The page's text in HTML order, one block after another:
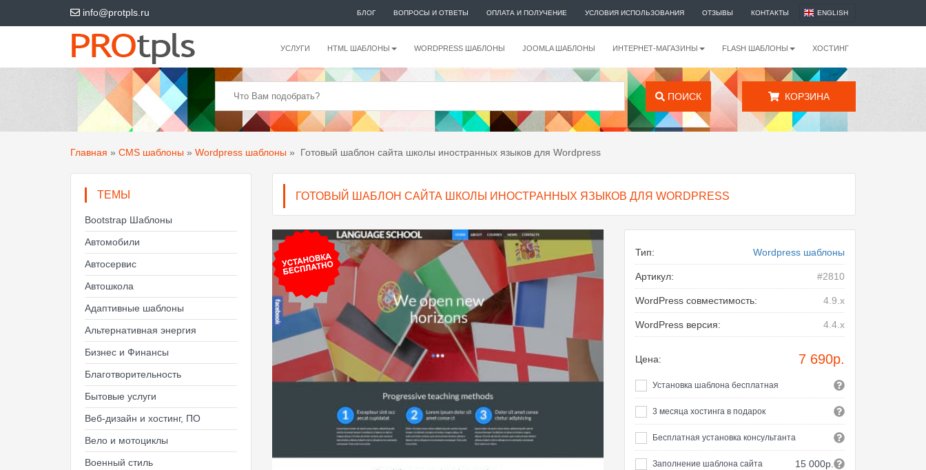
info@protpls.ru БЛОГ ВОПРОСЫ И ОТВЕТЫ ОПЛАТА И ПОЛУЧЕНИЕ УСЛОВИЯ ИСПОЛЬЗОВАНИЯ ОТЗЫВЫ КОНТАКТЫ ENGLISH
УСЛУГИ HTML ШАБЛОНЫ WORDPRESS ШАБЛОНЫ JOOMLA ШАБЛОНЫ ИНТЕРНЕТ-МАГАЗИНЫ FLASH ШАБЛОНЫ ХОСТИНГ
ПОИСК КОРЗИНА
Главная » CMS шаблоны » Wordpress шаблоны » Готовый шаблон сайта школы иностранных языков для Wordpress
ТЕМЫ
Bootstrap Шаблоны
Автомобили
Автосервис
Автошкола
Адаптивные шаблоны
Альтернативная энергия
Бизнес и Финансы
Благотворительность
Бытовые услуги
Веб-дизайн и хостинг, ПО
Вело и мотоциклы
Военный стиль
ГОТОВЫЙ ШАБЛОН САЙТА ШКОЛЫ ИНОСТРАННЫХ ЯЗЫКОВ ДЛЯ WORDPRESS
Тип: Wordpress шаблоны
Артикул: #2810
WordPress совместимость: 4.9.x
WordPress версия: 4.4.x
Цена: 7 690р.
Установка шаблона бесплатная
3 месяца хостинга в подарок
Бесплатная установка консультанта
Заполнение шаблона сайта 15 000р.